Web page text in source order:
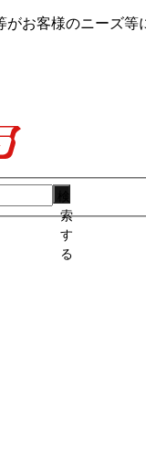
がお客様のニーズ
索
す
る